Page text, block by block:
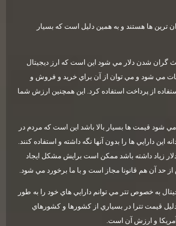
ترين ها هستند و به همين دليل است كه بسيار
گران شدن دلار مي شود اين است كه ارز ديجيتال
مي شود و مي توان از آن براي خريد و فروش و
از پرداخت استفاده كرد. اين همچنين ارزش شما
شود قيمت ها بسيار بالا باشد اين است كه مردم در
اين دارايي ها را بدون آنها نگه داشته و استفاده كنند.
زياد داشته باشد ممكن است برايش مشكل ايجاد
حد آن هم قانونا مجاز است و با ما برخورد مي شود.
به خصوص تتر مي توانم دارايي هاي خود را به طور
قيمت تترا در بسياري از كشورها و كشورهاي
آمريكا و ارزش آن است.